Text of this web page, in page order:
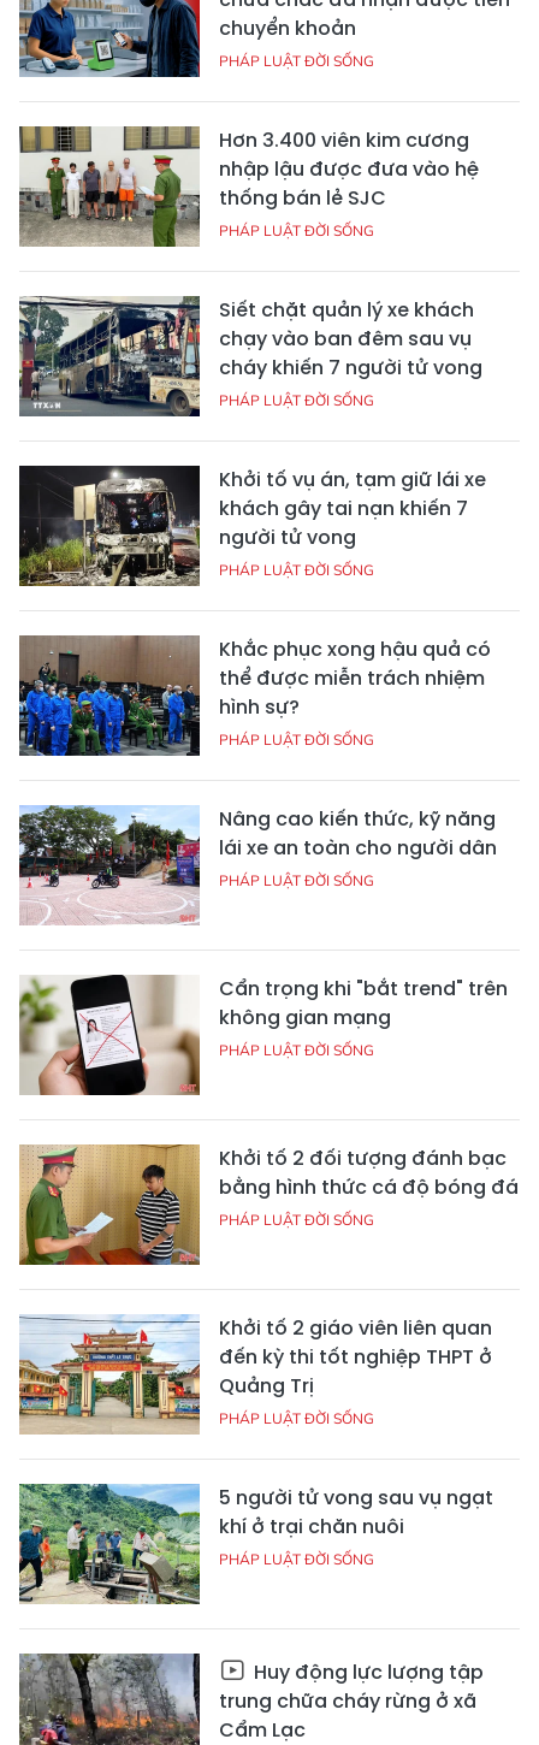
chuyển khoản
PHÁP LUẬT ĐỜI SỐNG
Hơn 3.400 viên kim cương
nhập lậu được đưa vào hệ
thống bán lẻ SJC
PHÁP LUẬT ĐỜI SỐNG
Siết chặt quản lý xe khách
chạy vào ban đêm sau vụ
cháy khiến 7 người tử vong
PHÁP LUẬT ĐỜI SỐNG
Khởi tố vụ án, tạm giữ lái xe
khách gây tai nạn khiến 7
người tử vong
PHÁP LUẬT ĐỜI SỐNG
Khắc phục xong hậu quả có
thể được miễn trách nhiệm
hình sự?
PHÁP LUẬT ĐỜI SỐNG
Nâng cao kiến thức, kỹ năng
lái xe an toàn cho người dân
PHÁP LUẬT ĐỜI SỐNG
Cẩn trọng khi "bắt trend" trên
không gian mạng
PHÁP LUẬT ĐỜI SỐNG
Khởi tố 2 đối tượng đánh bạc
bằng hình thức cá độ bóng đá
PHÁP LUẬT ĐỜI SỐNG
Khởi tố 2 giáo viên liên quan
đến kỳ thi tốt nghiệp THPT ở
Quảng Trị
PHÁP LUẬT ĐỜI SỐNG
5 người tử vong sau vụ ngạt
khí ở trại chăn nuôi
PHÁP LUẬT ĐỜI SỐNG
Huy động lực lượng tập
trung chữa cháy rừng ở xã
Cẩm Lạc